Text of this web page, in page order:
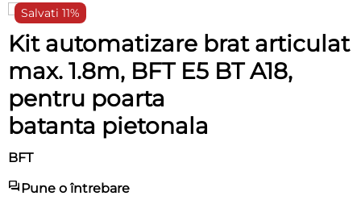
Salvati 11%
Kit automatizare brat articulat
max. 1.8m, BFT E5 BT A18,
pentru poarta
batanta pietonala
BFT
Pune o întrebare